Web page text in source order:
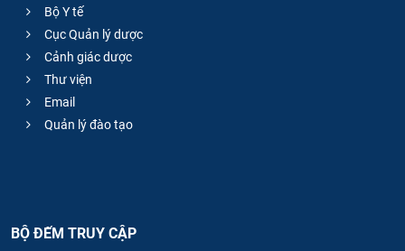
Bộ Y tế
Cục Quản lý dược
Cảnh giác dược
Thư viện
Email
Quản lý đào tạo
BỘ ĐẾM TRUY CẬP